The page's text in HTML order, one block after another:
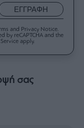
ΕΓΓΡΑΦΗ
and Privacy Notice.
by reCAPTCHA and the
apply.
σας